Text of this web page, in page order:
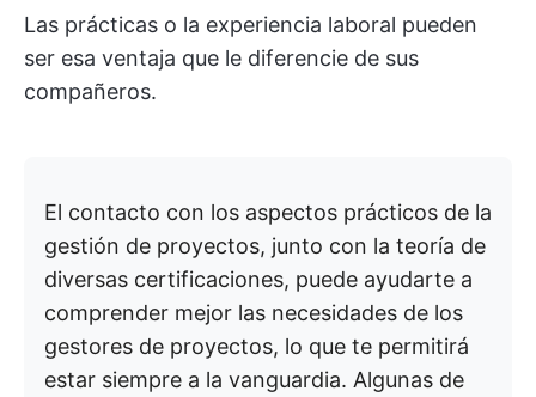
Las prácticas o la experiencia laboral pueden
ser esa ventaja que le diferencie de sus
compañeros.
El contacto con los aspectos prácticos de la
gestión de proyectos, junto con la teoría de
diversas certificaciones, puede ayudarte a
comprender mejor las necesidades de los
gestores de proyectos, lo que te permitirá
estar siempre a la vanguardia. Algunas de